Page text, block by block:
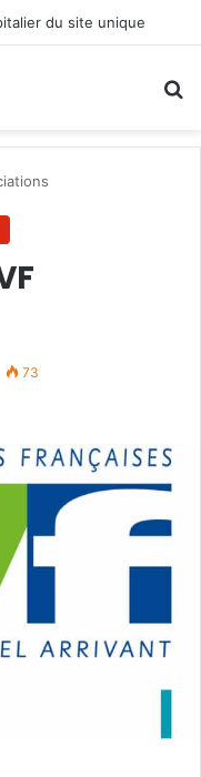
du site unique
73